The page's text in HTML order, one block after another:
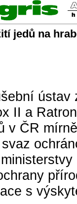
jedů na
II a
v ČR
s